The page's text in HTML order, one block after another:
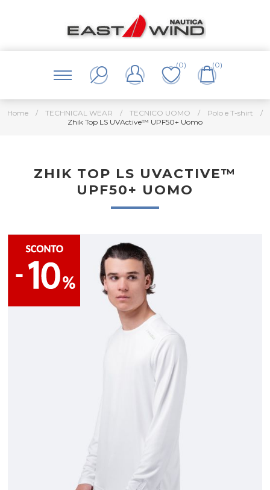
(0) (0)
Home / TECHNICAL WEAR / TECNICO UOMO / Polo e T-shirt
/
Zhik Top LS UVActive™ UPF50+ Uomo
ZHIK TOP LS UVACTIVE™
UPF50+ UOMO